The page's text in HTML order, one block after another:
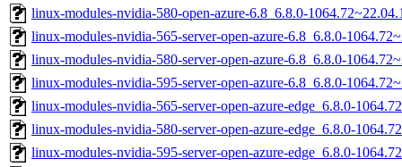
linux-modules-nvidia-580-open-azure-6.8_6.8.0-
linux-modules-nvidia-565-server-open-azure-6.8_6.8.0-
linux-modules-nvidia-580-server-open-azure-6.8_6.8.0-
linux-modules-nvidia-595-server-open-azure-6.8_6.8.0-
linux-modules-nvidia-565-server-open-azure-edge_6.8.0-
linux-modules-nvidia-580-server-open-azure-edge_6.8.0-
linux-modules-nvidia-595-server-open-azure-edge_6.8.0-